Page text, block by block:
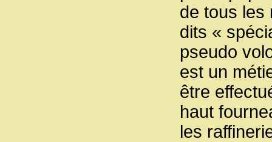
de tous les
dits «
pseudo
est un
être
haut
les